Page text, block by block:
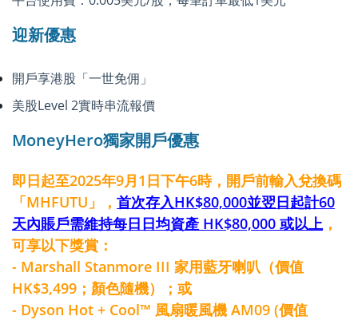
迎新優惠
開戶享港股「一世免佣」
美股Level 2實時串流報價
MoneyHero獨家開戶優惠
即日起至2025年9月1日下午6時，開戶前輸入兌換碼
「MHFUTU」， 首次存入HK$80,000並翌日起計60
天內賬戶需維持每日日均資產 HK$80,000 或以上 ，
可享以下獎賞：
- Marshall Stanmore III 家用藍牙喇叭（價值
HK$3,499；顏色隨機）；或
- Dyson Hot + Cool™ 風扇暖風機 AM09 (價值